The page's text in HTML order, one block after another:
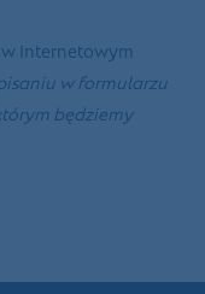
w Internetowym
w formularzu
będziemy